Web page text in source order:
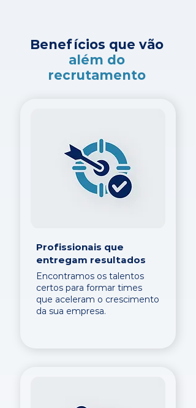
Benefícios que vão
além do
recrutamento
Profissionais que
entregam resultados
Encontramos os talentos
certos para formar times
que aceleram o crescimento
da sua empresa.